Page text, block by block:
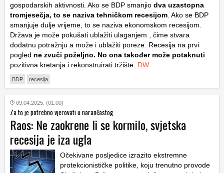
gospodarskih aktivnosti. Ako se BDP smanjio dva uzastopna
tromjesečja, to se naziva tehničkom recesijom . Ako se BDP
smanjuje dulje vrijeme, to se naziva ekonomskom recesijom.
Država je može pokušati ublažiti ulaganjem , čime stvara
dodatnu potražnju a može i ublažiti poreze. Recesija na prvi
pogled ne zvuči poželjno. No ona također može potaknuti
pozitivna kretanja i rekonstruirati tržište. DW
BDP recesija
09.04.2025. (01:00)
Za to je potrebno vjerovati u narančastog
Raos: Ne zaokrene li se kormilo, svjetska
recesija je iza ugla
Očekivane posljedice izrazito ekstremne
protekcionističke politike, koju trenutno provode